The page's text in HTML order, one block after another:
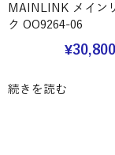
MAINLINK メイン
ク OO9264-06
¥30,800
続きを読む